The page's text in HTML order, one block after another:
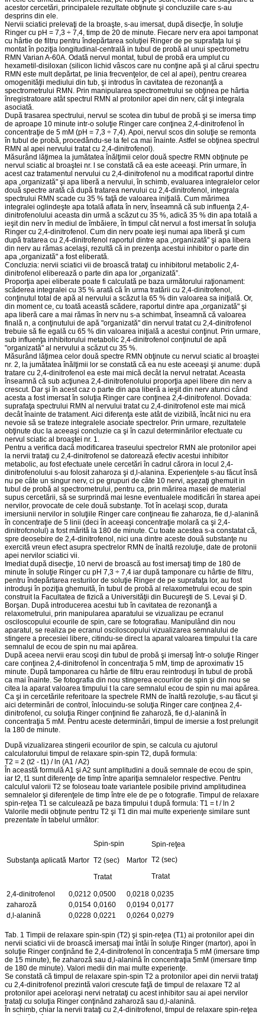
acestor cercetări, principalele rezultate obţinute şi concluziile care s-au
desprins din ele.
Nervii sciatici prelevaţi de la broaşte, s-au imersat, după disecţie, în soluţie
Ringer cu pH = 7,3 ÷ 7,4, timp de 20 de minute. Fiecare nerv era apoi tamponat
cu hârtie de filtru pentru îndepărtarea soluţiei Ringer de pe suprafaţa lui şi
montat în poziţia longitudinal-centrală in tubul de probă al unui spectrometru
RMN Varian A-60A. Odată nervul montat, tubul de probă era umplut cu
hexametil-disiloxan (silicon lichid vâscos care nu conţine apă şi al cărui spectru
RMN este mult depărtat, pe linia frecvenţelor, de cel al apei), pentru crearea
omogenităţii mediului din tub, şi introdus în cavitatea de rezonanţă a
spectrometrului RMN. Prin manipularea spectrometrului se obţinea pe hârtia
înregistratoare atât spectrul RMN al protonilor apei din nerv, cât şi integrala
asociată.
După trasarea spectrului, nervul se scotea din tubul de probă şi se imersa timp
de aproape 10 minute intr-o soluţie Ringer care conţinea 2,4-dinitrofenol în
concentraţie de 5 mM (pH = 7,3 ÷ 7,4). Apoi, nervul scos din soluţie se remonta
în tubul de probă, procedându-se la fel ca mai înainte. Astfel se obţinea spectrul
RMN al apei nervului tratat cu 2,4-dinitrofenol).
Măsurând lăţimea la jumătatea înălţimii celor două spectre RMN obţinute pe
nervul sciatic al broaştei nr. l se constată că ea este aceeaşi. Prin urmare, în
acest caz tratamentul nervului cu 2,4-dinitrofenol nu a modificat raportul dintre
apa „organizată" şi apa liberă a nervului, în schimb, evaluarea integralelor celor
două spectre arată că după tratarea nervului cu 2,4-dinitrofenol, integrala
spectrului RMN scade cu 35 % faţă de valoarea iniţială. Cum mărimea
integralei oglindeşte apa totală aflata în nerv, înseamnă că sub influenţa 2,4-
dinitrofenolului aceasta din urmă a scăzut cu 35 %, adică 35 % din apa totală a
ieşit din nerv în mediul de îmbăiere, în timpul cât nervul a fost imersat în soluţia
Ringer cu 2,4-dinitrofenol. Cum din nerv poate ieşi numai apa liberă şi cum
după tratarea cu 2,4-dinitrofenol raportul dintre apa „organizată" şi apa libera
din nerv au rămas acelaşi, rezultă că in prezenţa acestui inhibitor o parte din
apa „organizată" a fost eliberată.
Concluzia: nervii sciatici vii de broască trataţi cu inhibitorul metabolic 2,4-
dinitrofenol eliberează o parte din apa lor „organizată”.
Proporţia apei eliberate poate fi calculată pe baza următorului raţionament:
scăderea integralei cu 35 % arată că în urma tratării cu 2,4-dinitrofenol,
conţinutul total de apă al nervului a scăzut la 65 % din valoarea sa iniţială. Or,
din moment ce, cu toată această scădere, raportul dintre apa „organizată" şi
apa liberă care a mai rămas în nerv nu s-a schimbat, înseamnă că valoarea
finală n, a conţinutului de apă "organizată" din nervul tratat cu 2,4-dinitrofenol
trebuie să fie egală cu 65 % din valoarea iniţială a acestui conţinut. Prin urmare,
sub influenţa inhibitorului metabolic 2,4-dinitrofenol conţinutul de apă
"organizată" al nervului a scăzut cu 35 %.
Măsurând lăţimea celor două spectre RMN obţinute cu nervul sciatic al broaştei
nr. 2, la jumătatea înălţimii lor se constată că ea nu este aceeaşi şi anume: după
tratare cu 2,4-dinitrofenol ea este mai mică decât la nervul netratat. Aceasta
înseamnă că sub acţiunea 2,4-dinitrofenolului proporţia apei libere din nerv a
crescut. Dar şi în acest caz o parte din apa liberă a ieşit din nerv atunci când
acesta a fost imersat în soluţia Ringer care conţinea 2,4-dinitrofenol. Dovada:
suprafaţa spectrului RMN al nervului tratat cu 2,4-dinitrofenol este mai mică
decât înainte de tratament. Aici diferenţa este atât de vizibilă, încât nici nu era
nevoie să se trateze integralele asociate spectrelor. Prin urmare, rezultatele
obţinute duc la aceeaşi concluzie ca şi în cazul determinărilor efectuate cu
nervul sciatic al broaştei nr. 1.
Pentru a verifica dacă modificarea traseului spectrelor RMN ale protonilor apei
la nervii trataţi cu 2,4-dinitrofenol se datorează efectiv acestui inhibitor
metabolic, au fost efectuate unele cercetări în cadrul cărora in locul 2,4-
dinitrofenolului s-au folosit zaharoza şi d,l-alanina. Experienţele s-au făcut însă
nu pe câte un singur nerv, ci pe grupuri de câte 10 nervi, aşezaţi ghemuit in
tubul de probă al spectrometrului, pentru ca, prin mărirea masei de material
supus cercetării, să se surprindă mai lesne eventualele modificări în starea apei
nervilor, provocate de cele două substanţe. Tot în acelaşi scop, durata
imersiunii nervilor in soluţiile Ringer care conţineau fie zaharoza, fie d,l-alanină
în concentraţie de 5 linii (deci în aceeaşi concentraţie molară ca şi 2,4-
dinitrofcnolul) a fost mărită la 180 de minute. Cu toate acestea s-a constatat că,
spre deosebire de 2,4-dinitrofenol, nici una dintre aceste două substanţe nu
exercită vreun efect asupra spectrelor RMN de înaltă rezoluţie, date de protonii
apei nervilor sciatici vii.
Imediat după disecţie, 10 nervi de broască au fost imersaţi timp de 180 de
minute în soluţie Ringer cu pH 7,3 ÷ 7,4 iar după tamponare cu hârtie de filtru,
pentru îndepărtarea resturilor de soluţie Ringer de pe suprafaţa lor, au fost
introduşi în poziţia ghemuită, în tubul de probă al relaxometrului ecou de spin
construit la Facultatea de fizică a Universităţii din Bucureşti de S. Levai şi D.
Borşan. După introducerea acestui tub în cavitatea de rezonanţă a
relaxometrului, prin manipularea aparatului se vizualizau pe ecranul
osciloscopului ecourile de spin, care se fotografiau. Manipulând din nou
aparatul, se realiza pe ecranul osciloscopului vizualizarea semnalului de
stingere a precesiei libere, citindu-se direct la aparat valoarea timpului t la care
semnalul de ecou de spin nu mai apărea.
După aceea nervii erau scoşi din tubul de probă şi imersaţi într-o soluţie Ringer
care conţinea 2,4-dinitrofenol în concentraţia 5 mM, timp de aproximativ 15
minute. După tamponarea cu hârtie de filtru erau reintroduşi în tubul de probă
ca mai înainte. Se fotografia din nou stingerea ecourilor de spin şi din nou se
citea la aparat valoarea timpului t la care semnalul ecou de spin nu mai apărea.
Ca şi in cercetările referitoare la spectrele RMN de înaltă rezoluţie, s-au făcut şi
aici determinări de control, înlocuindu-se soluţia Ringer care conţinea 2,4-
dinitrofenol, cu soluţia Ringer conţinind fie zaharoză, fie d,l-alanină în
concentraţia 5 mM. Pentru aceste determinări, timpul de imersie a fost prelungit
la 180 de minute.
După vizualizarea stingerii ecourilor de spin, se calcula cu ajutorul
calculatorului timpul de relaxare spin-spin T2, după formula:
T2 = 2 (t2 - t1) / ln (A1 / A2)
În această formulă A1 şi A2 sunt amplitudini a două semnale de ecou de spin,
iar t2, t1 sunt diferenţe de timp între apariţia semnalelor respective. Pentru
calculul valorii T2 se foloseau toate variantele posibile privind amplitudinea
semnalelor şi diferenţele de timp între ele de pe o fotografie. Timpul de relaxare
spin-reţea T1 se calculează pe baza timpului t după formula: T1 = t / ln 2
Valorile medii obţinute pentru T2 şi T1 din mai multe experienţe similare sunt
prezentate în tabelul următor:
Substanţa aplicată Martor
Spin-spin
T2 (sec)
Tratat
Martor
Spin-reţea
T2 (sec)
Tratat
2,4-dinitrofenol 0,0212 0,0500 0,0218 0,0235
zaharoză
0,0154 0,0160 0,0194 0,0177
d,l-alanină
0,0228 0,0221 0,0264 0,0279
Tab. 1 Timpii de relaxare spin-spin (T2) şi spin-reţea (T1) ai protonilor apei din
nervii sciatici vii de broască imersaţi mai întâi în soluţie Ringer (martor), apoi în
soluţie Ringer conţinând fie 2,4-dinitrofenol în concentraţia 5 mM (imersare timp
de 15 minute), fie zaharoză sau d,l-alanină în concentraţia 5mM (imersare timp
de 180 de minute). Valori medii din mai multe experienţe.
Se constată că timpul de relaxare spin-spin T2 a protonilor apei din nervii trataţi
cu 2,4-dinitrofenol prezintă valori crescute faţă de timpul de relaxare T2 al
protonilor apei aceloraşi nervi netrataţi cu acest inhibitor sau ai apei nervilor
trataţi cu soluţia Ringer conţinând zaharoză sau d,l-alanină.
În schimb, chiar la nervii trataţi cu 2,4-dinitrofenol, timpul de relaxare spin-reţea